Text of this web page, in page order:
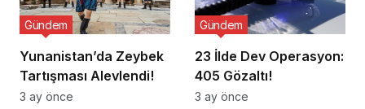
Yunanistan’da Zeybek
Tartışması Alevlendi!
Gündem
3 ay önce
23 İlde Dev Operasyon:
405 Gözaltı!
Gündem
3 ay önce